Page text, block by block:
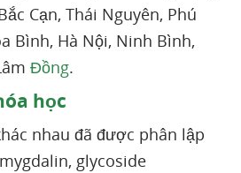
Cạn, Thái Nguyên, Phú
Bình, Hà Nội, Ninh Bình,
Đồng.
học
nhau đã được phân lập
glycoside